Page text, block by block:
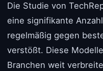
Die Studie von
eine signifikante
regelmäßig gegen
verstößt. Diese
Branchen weit